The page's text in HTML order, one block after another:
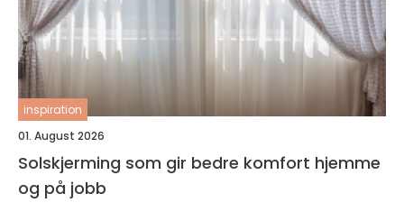
inspiration
01. August 2026
Solskjerming som gir bedre komfort hjemme
og på jobb